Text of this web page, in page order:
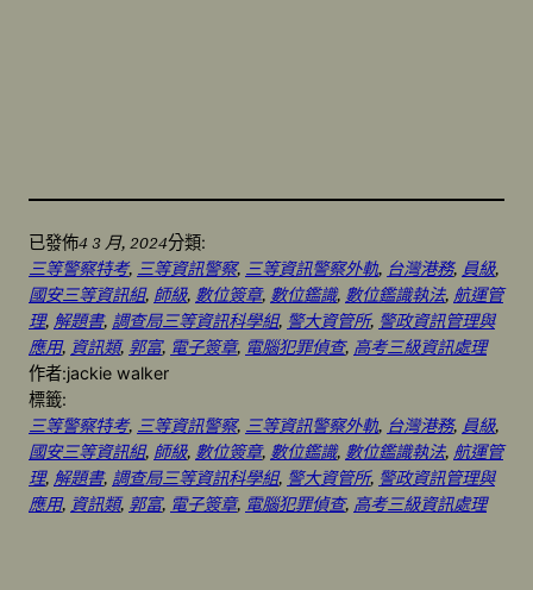
已發佈4 3 月, 2024分類:
三等警察特考, 三等資訊警察, 三等資訊警察外軌, 台灣港務, 員級
國安三等資訊組, 師級, 數位簽章, 數位鑑識, 數位鑑識執法, 航運管
理, 解題書, 調查局三等資訊科學組, 警大資管所, 警政資訊管理與
應用, 資訊類, 郭富, 電子簽章, 電腦犯罪偵查, 高考三級資訊處理
作者:jackie walker
標籤:
三等警察特考, 三等資訊警察, 三等資訊警察外軌, 台灣港務, 員級
國安三等資訊組, 師級, 數位簽章, 數位鑑識, 數位鑑識執法, 航運管
理, 解題書, 調查局三等資訊科學組, 警大資管所, 警政資訊管理與
應用, 資訊類, 郭富, 電子簽章, 電腦犯罪偵查, 高考三級資訊處理